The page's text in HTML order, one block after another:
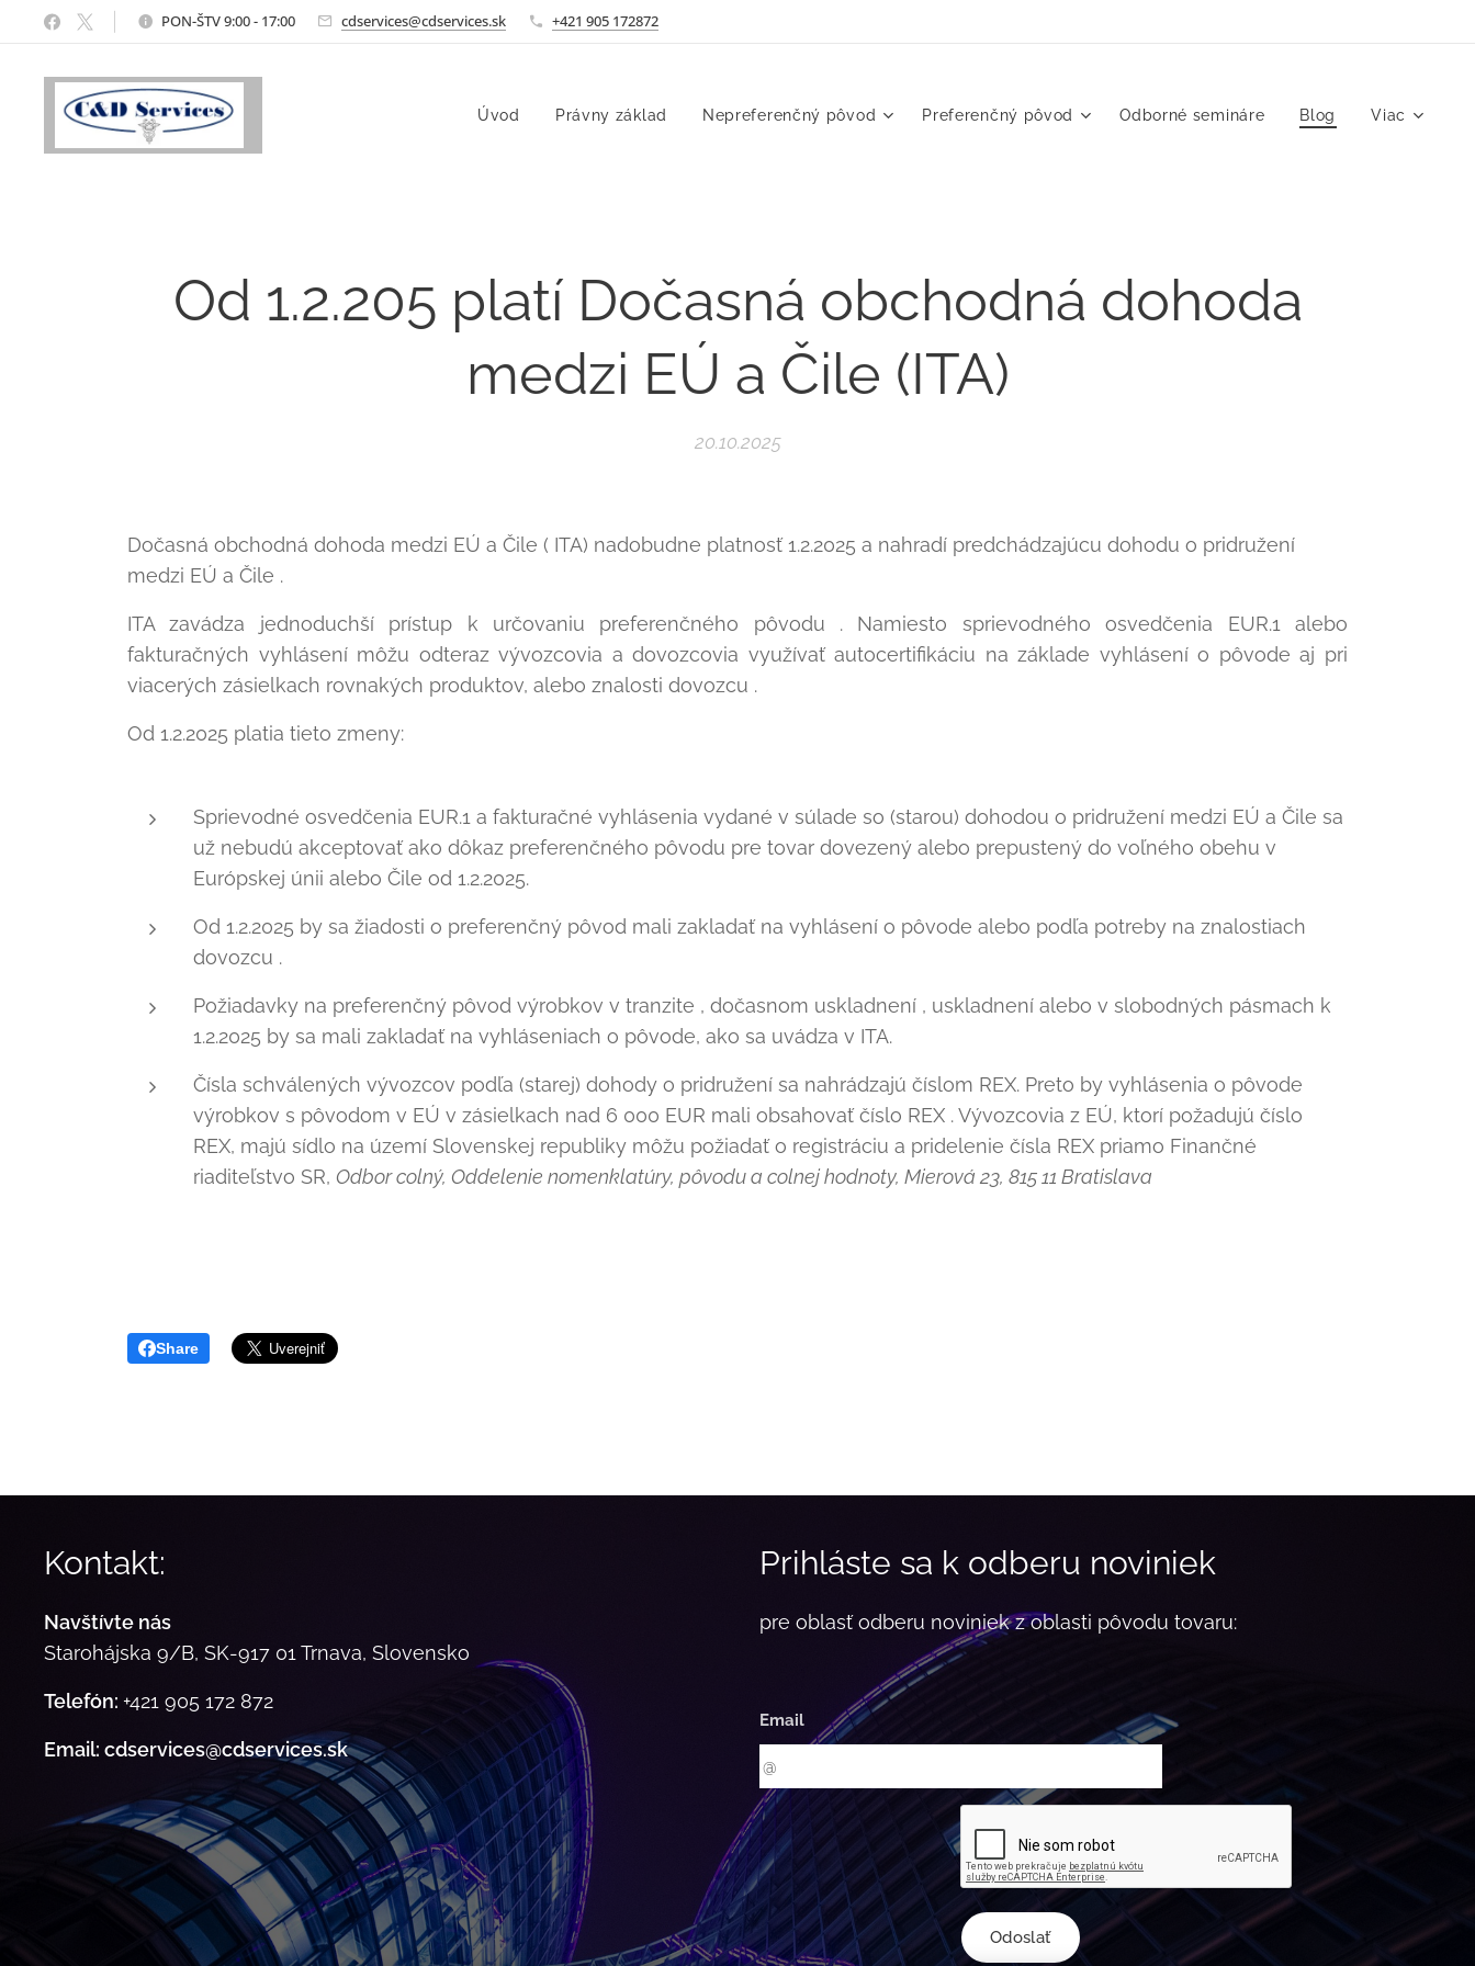
PON-ŠTV 9:00 - 17:00 cdservices@cdservices.sk +421 905 172872
Úvod Právny základ Nepreferenčný pôvod Preferenčný pôvod Odborné semináre Blog Viac
Od 1.2.205 platí Dočasná obchodná dohoda
medzi EÚ a Čile (ITA)
20.10.2025
Dočasná obchodná dohoda medzi EÚ a Čile ( ITA) nadobudne platnosť 1.2.2025 a nahradí predchádzajúcu dohodu o pridružení
medzi EÚ a Čile .
ITA zavádza jednoduchší prístup k určovaniu preferenčného pôvodu . Namiesto sprievodného osvedčenia EUR.1 alebo
fakturačných vyhlásení môžu odteraz vývozcovia a dovozcovia využívať autocertifikáciu na základe vyhlásení o pôvode aj pri
viacerých zásielkach rovnakých produktov, alebo znalosti dovozcu .
Od 1.2.2025 platia tieto zmeny:
Sprievodné osvedčenia EUR.1 a fakturačné vyhlásenia vydané v súlade so (starou) dohodou o pridružení medzi EÚ a Čile sa
už nebudú akceptovať ako dôkaz preferenčného pôvodu pre tovar dovezený alebo prepustený do voľného obehu v
Európskej únii alebo Čile od 1.2.2025.
Od 1.2.2025 by sa žiadosti o preferenčný pôvod mali zakladať na vyhlásení o pôvode alebo podľa potreby na znalostiach
dovozcu .
Požiadavky na preferenčný pôvod výrobkov v tranzite , dočasnom uskladnení , uskladnení alebo v slobodných pásmach k
1.2.2025 by sa mali zakladať na vyhláseniach o pôvode, ako sa uvádza v ITA.
Čísla schválených vývozcov podľa (starej) dohody o pridružení sa nahrádzajú číslom REX. Preto by vyhlásenia o pôvode
výrobkov s pôvodom v EÚ v zásielkach nad 6 000 EUR mali obsahovať číslo REX . Vývozcovia z EÚ, ktorí požadujú číslo
REX, majú sídlo na území Slovenskej republiky môžu požiadať o registráciu a pridelenie čísla REX priamo Finančné
riaditeľstvo SR, Odbor colný, Oddelenie nomenklatúry, pôvodu a colnej hodnoty, Mierová 23, 815 11 Bratislava
Share
Kontakt:
Navštívte nás
Starohájska 9/B, SK-917 01 Trnava, Slovensko
Telefón: +421 905 172 872
Email: cdservices@cdservices.sk
Prihláste sa k odberu noviniek
pre oblasť odberu noviniek z oblasti pôvodu tovaru:
Email
Odoslať